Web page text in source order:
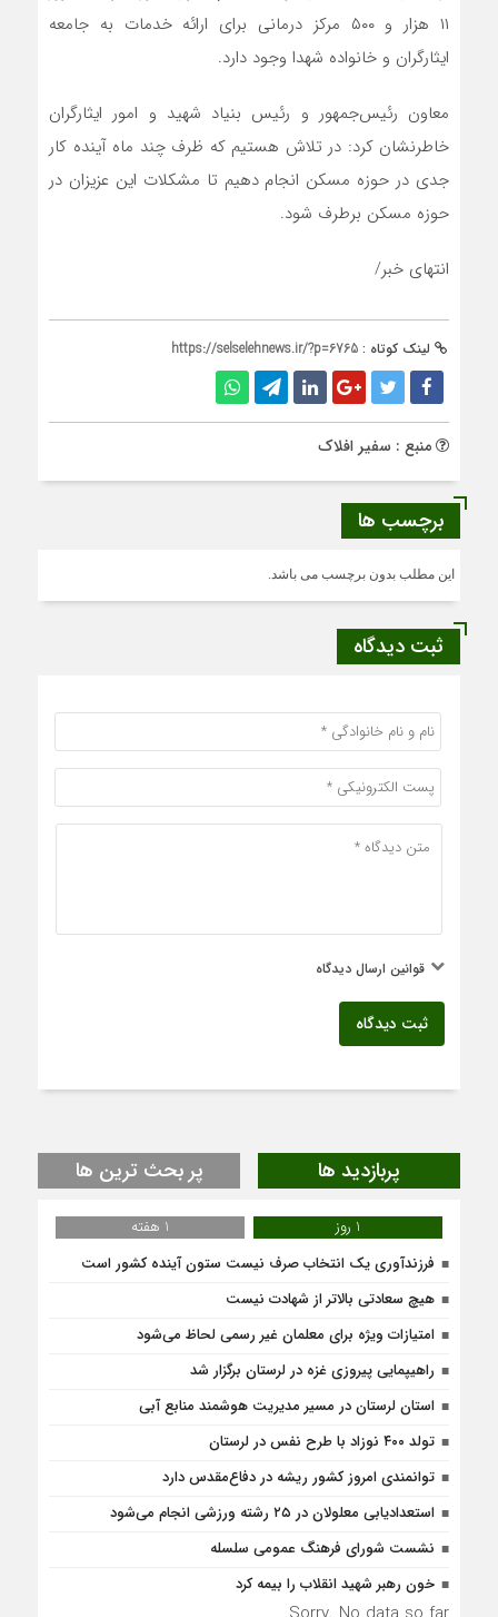
۱۱ هزار و ۵۰۰ مرکز درمانی برای ارائه خدمات به جامعه
ایثارگران و خانواده شهدا وجود دارد.
معاون رئیس‌جمهور و رئیس بنیاد شهید و امور ایثارگران
خاطرنشان کرد: در تلاش هستیم که ظرف چند ماه آینده کار
جدی در حوزه مسکن انجام دهیم تا مشکلات این عزیزان در
حوزه مسکن برطرف شود.
انتهای خبر/
لینک کوتاه : https://selselehnews.ir/?p=6765
منبع : سفیر افلاک
برچسب ها
این مطلب بدون برچسب می باشد.
ثبت دیدگاه
قوانین ارسال دیدگاه
ثبت دیدگاه
پربازدید ها پر بحث ترین ها
1 روز
1 هفته
فرزندآوری یک انتخاب صرف نیست ستون آینده کشور است
هیچ سعادتی بالاتر از شهادت نیست
امتیازات ویژه برای معلمان غیر رسمی لحاظ می‌شود
راهیپمایی پیروزی غزه در لرستان برگزار شد
استان لرستان در مسیر مدیریت هوشمند منابع آبی
تولد ۴۰۰ نوزاد با طرح نفس در لرستان
توانمندی امروز کشور ریشه در دفاع‌مقدس دارد
استعدادیابی معلولان در ۲۵ رشته ورزشی انجام می‌شود
نشست شورای فرهنگ عمومی سلسله
خون رهبر شهید انقلاب را بیمه کرد